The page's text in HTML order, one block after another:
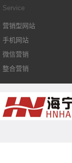
Service
营销型网站
手机网站
微信营销
整合营销